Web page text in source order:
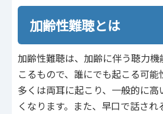
加齢性難聴とは
加齢性難聴は、加齢に伴う聴力
こるもので、誰にでも起こる可能
多くは両耳に起こり、一般的に高
くなります。また、早口で話され